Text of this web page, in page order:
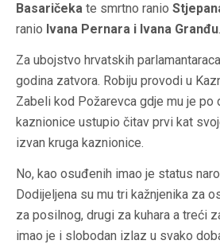
Basaričeka te smrtno ranio
ranio Ivana Pernara i Ivana Granđu.
Za ubojstvo hrvatskih
godina zatvora. Robiju provodi u
Zabeli kod Požarevca gdje mu je po
kaznionice ustupio čitav prvi kat
izvan kruga kaznionice.
No, kao osuđenih imao je status
Dodijeljena su mu tri kažnjenika za
za posilnog, drugi za kuhara a treći
imao je i slobodan izlaz u svako